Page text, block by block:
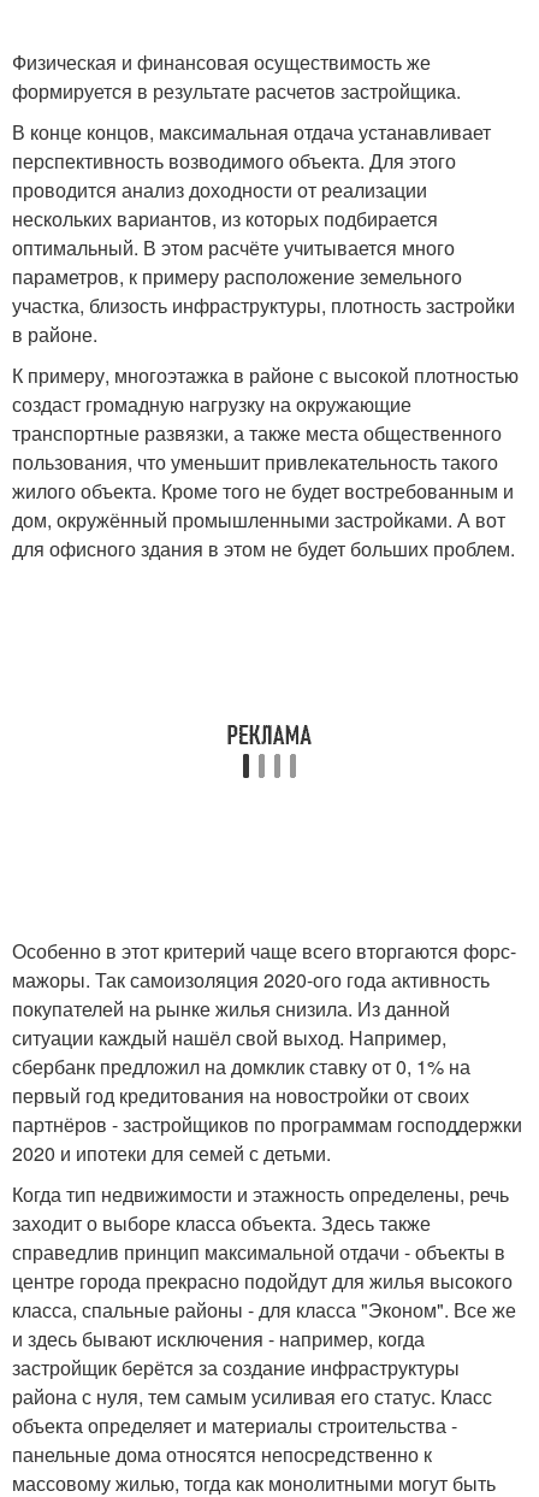
Физическая и финансовая осуществимость же
формируется в результате расчетов застройщика.
В конце концов, максимальная отдача устанавливает
перспективность возводимого объекта. Для этого
проводится анализ доходности от реализации
нескольких вариантов, из которых подбирается
оптимальный. В этом расчёте учитывается много
параметров, к примеру расположение земельного
участка, близость инфраструктуры, плотность застройки
в районе.
К примеру, многоэтажка в районе с высокой плотностью
создаст громадную нагрузку на окружающие
транспортные развязки, а также места общественного
пользования, что уменьшит привлекательность такого
жилого объекта. Кроме того не будет востребованным и
дом, окружённый промышленными застройками. А вот
для офисного здания в этом не будет больших проблем.
Особенно в этот критерий чаще всего вторгаются форс-
мажоры. Так самоизоляция 2020-ого года активность
покупателей на рынке жилья снизила. Из данной
ситуации каждый нашёл свой выход. Например,
сбербанк предложил на домклик ставку от 0, 1% на
первый год кредитования на новостройки от своих
партнёров - застройщиков по программам господдержки
2020 и ипотеки для семей с детьми.
Когда тип недвижимости и этажность определены, речь
заходит о выборе класса объекта. Здесь также
справедлив принцип максимальной отдачи - объекты в
центре города прекрасно подойдут для жилья высокого
класса, спальные районы - для класса "Эконом". Все же
и здесь бывают исключения - например, когда
застройщик берётся за создание инфраструктуры
района с нуля, тем самым усиливая его статус. Класс
объекта определяет и материалы строительства -
панельные дома относятся непосредственно к
массовому жилью, тогда как монолитными могут быть